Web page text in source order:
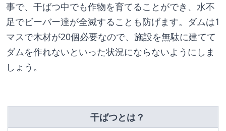
事で、干ばつ中でも作物を育てることができ、水不
足でビーバー達が全滅することも防げます。ダムは1
マスで木材が20個必要なので、施設を無駄に建てて
ダムを作れないといった状況にならないようにしま
しょう。
干ばつとは？